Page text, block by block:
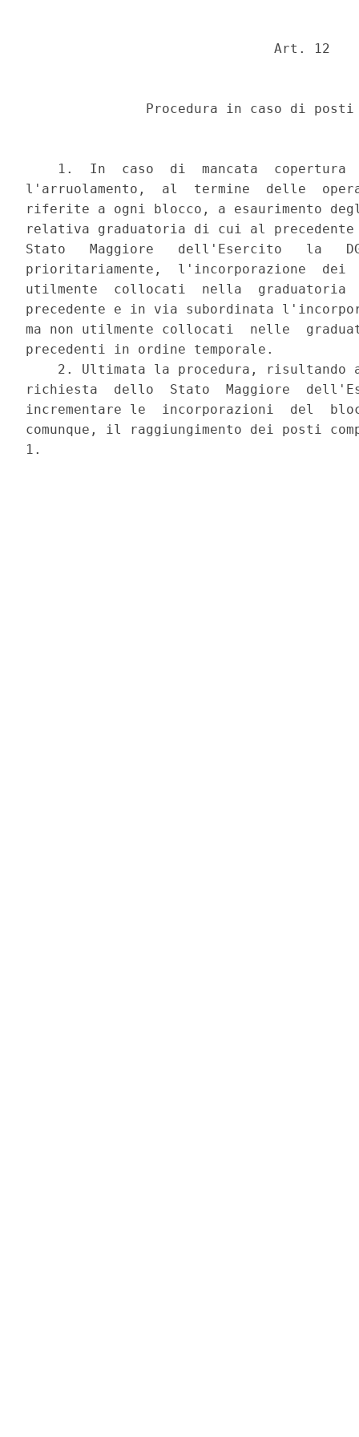
                               Art. 12
Procedura in caso di
1.  In  caso  di  mancata  copertura
l'arruolamento,  al  termine  delle
riferite a ogni blocco, a esaurimento
relativa graduatoria di cui al
Stato   Maggiore   dell'Esercito   la
prioritariamente,  l'incorporazione  dei
utilmente  collocati  nella  graduatoria
precedente e in via subordinata
ma non utilmente collocati  nelle
precedenti in ordine temporale.
2. Ultimata la procedura, risultando
richiesta  dello  Stato  Maggiore
incrementare le  incorporazioni  del
comunque, il raggiungimento dei posti